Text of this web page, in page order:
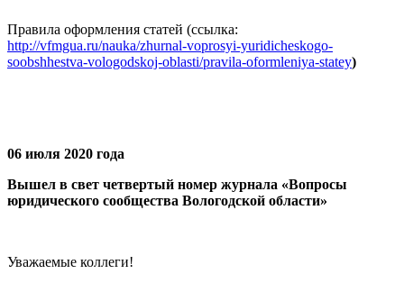
Правила оформления статей (ссылка:
http://vfmgua.ru/nauka/zhurnal-voprosyi-yuridicheskogo-
soobshhestva-vologodskoj-oblasti/pravila-oformleniya-statey)
06 июля 2020 года
Вышел в свет четвертый номер журнала «Вопросы
юридического сообщества Вологодской области»
Уважаемые коллеги!